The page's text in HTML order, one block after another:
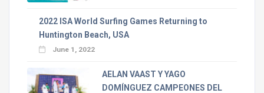
2022 ISA World Surfing Games Returning to
Huntington Beach, USA
June 1, 2022
AELAN VAAST Y YAGO
DOMÍNGUEZ CAMPEONES DEL